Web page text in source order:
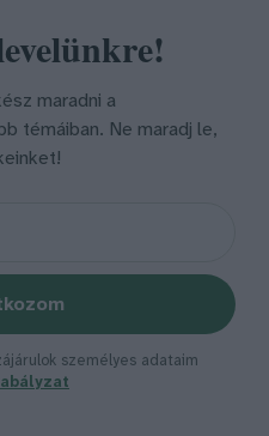
maradni a
témáiban. Ne maradj le,
személyes adataim